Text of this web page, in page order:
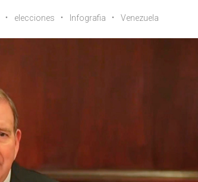
elecciones Infografia Venezuela